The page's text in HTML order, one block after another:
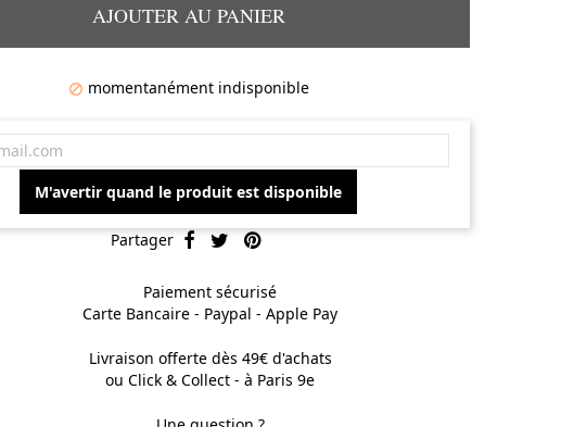
AJOUTER AU PANIER
 momentanément indisponible
M'avertir quand le produit est disponible
Partager
Paiement sécurisé
Carte Bancaire - Paypal - Apple Pay
Livraison offerte dès 49€ d'achats
ou Click & Collect - à Paris 9e